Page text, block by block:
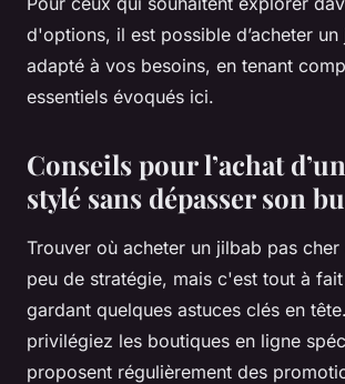
d'options, il est possible d’acheter
adapté à vos besoins, en tenant
essentiels évoqués ici.
Conseils pour l’achat
stylé sans dépasser son
Trouver où acheter un jilbab pas cher
peu de stratégie, mais c'est tout à
gardant quelques astuces clés en
privilégiez les boutiques en ligne
proposent régulièrement des